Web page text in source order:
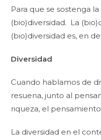
Para que se sostenga
(bio)diversidad. La
(bio)diversidad es, en
Diversidad
Cuando hablamos de
resuena, junto al
riqueza, el
La diversidad en el